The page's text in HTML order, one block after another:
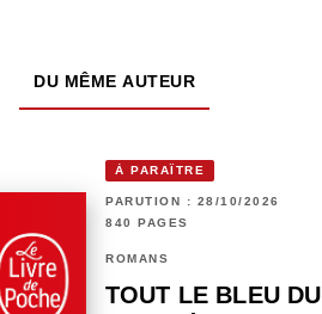
DU MÊME AUTEUR
À PARAÎTRE
PARUTION : 28/10/2026
840 PAGES
ROMANS
TOUT LE BLEU DU